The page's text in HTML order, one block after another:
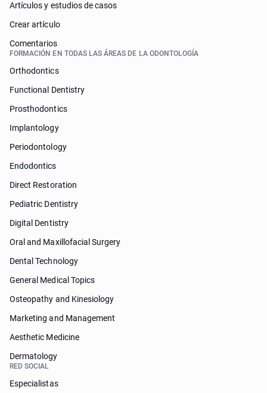
Artículos y estudios de casos
Crear artículo
Comentarios
FORMACIÓN EN TODAS LAS ÁREAS DE LA ODONTOLOGÍA
Orthodontics
Functional Dentistry
Prosthodontics
Implantology
Periodontology
Endodontics
Direct Restoration
Pediatric Dentistry
Digital Dentistry
Oral and Maxillofacial Surgery
Dental Technology
General Medical Topics
Osteopathy and Kinesiology
Marketing and Management
Aesthetic Medicine
Dermatology
RED SOCIAL
Especialistas